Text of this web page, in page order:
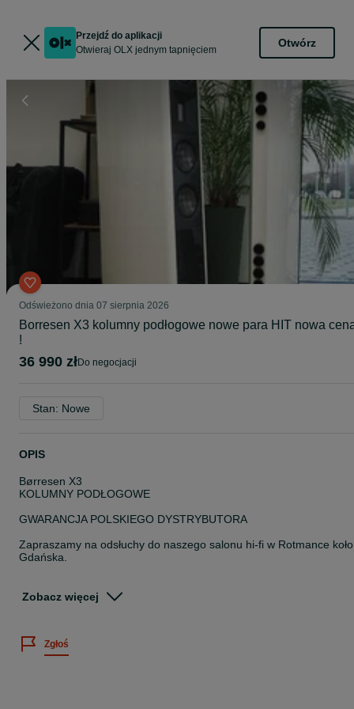
Przejdź do aplikacji
Otwieraj OLX jednym tapnięciem
Otwórz
Odświeżono dnia 07 sierpnia 2026
Borresen X3 kolumny podłogowe nowe para HIT nowa
!
36 990 zł do negocjacji
Stan: Nowe
OPIS
Børresen X3
KOLUMNY PODŁOGOWE
GWARANCJA POLSKIEGO DYSTRYBUTORA
Zapraszamy na odsłuchy do naszego salonu hi-fi w Rotmance koło
Gdańska.
Kolumny serii X stanowią nie tylko znakomite wprowadzenie do
pozostałych, ekskluzywnych serii. Wykorzystano tu niektóre
komponenty: membranę z włókna węglowego typu Spread Tow,
Zobacz więcej
Zgłoś